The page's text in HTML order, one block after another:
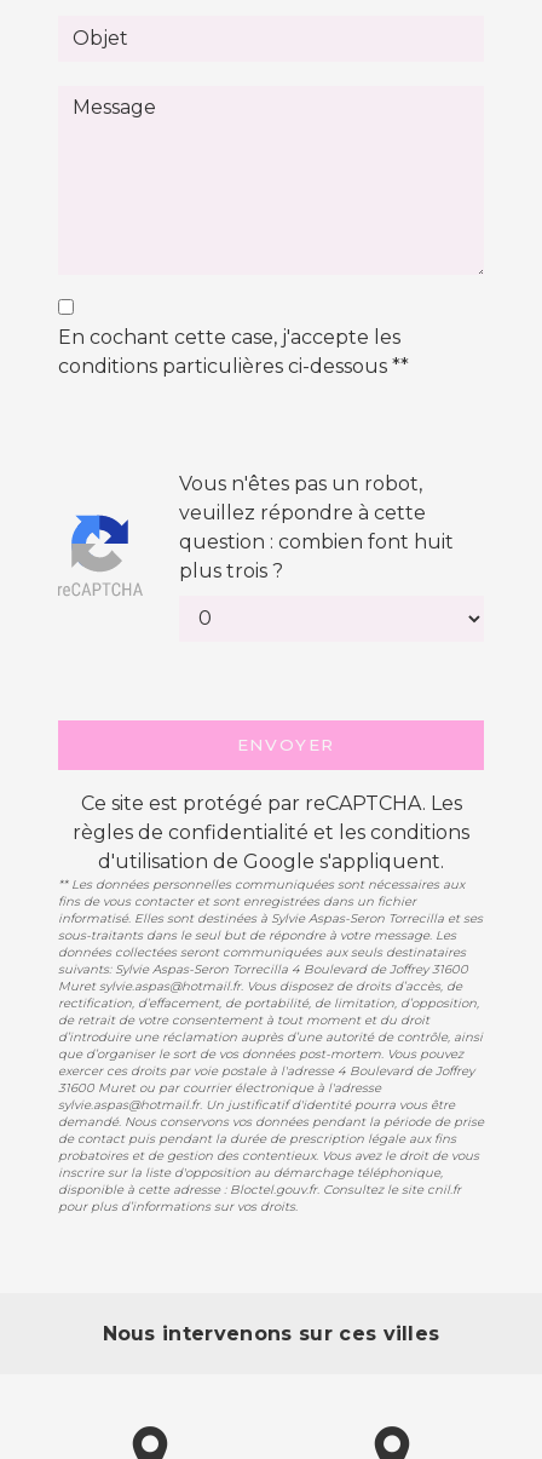
En cochant cette case, j'accepte les
conditions particulières ci-dessous **
Vous n'êtes pas un robot,
veuillez répondre à cette
question : combien font huit
plus trois ?
ENVOYER
Ce site est protégé par reCAPTCHA. Les
règles de confidentialité et les conditions
d'utilisation de Google s'appliquent.
** Les données personnelles communiquées sont nécessaires aux
fins de vous contacter et sont enregistrées dans un fichier
informatisé. Elles sont destinées à Sylvie Aspas-Seron Torrecilla et ses
sous-traitants dans le seul but de répondre à votre message. Les
données collectées seront communiquées aux seuls destinataires
suivants: Sylvie Aspas-Seron Torrecilla 4 Boulevard de Joffrey 31600
Muret sylvie.aspas@hotmail.fr. Vous disposez de droits d’accès, de
rectification, d’effacement, de portabilité, de limitation, d’opposition,
de retrait de votre consentement à tout moment et du droit
d’introduire une réclamation auprès d’une autorité de contrôle, ainsi
que d’organiser le sort de vos données post-mortem. Vous pouvez
exercer ces droits par voie postale à l'adresse 4 Boulevard de Joffrey
31600 Muret ou par courrier électronique à l'adresse
sylvie.aspas@hotmail.fr. Un justificatif d'identité pourra vous être
demandé. Nous conservons vos données pendant la période de prise
de contact puis pendant la durée de prescription légale aux fins
probatoires et de gestion des contentieux. Vous avez le droit de vous
inscrire sur la liste d'opposition au démarchage téléphonique,
disponible à cette adresse : Bloctel.gouv.fr. Consultez le site cnil.fr
pour plus d’informations sur vos droits.
Nous intervenons sur ces villes